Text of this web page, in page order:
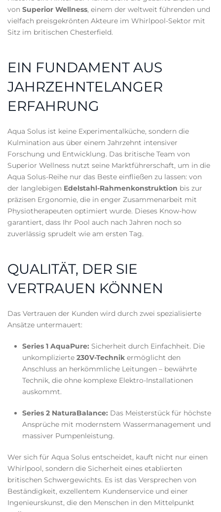
von Superior Wellness, einem der weltweit führenden und
vielfach preisgekrönten Akteure im Whirlpool-Sektor mit
Sitz im britischen Chesterfield.
EIN FUNDAMENT AUS
JAHRZEHNTELANGER
ERFAHRUNG
Aqua Solus ist keine Experimentalküche, sondern die
Kulmination aus über einem Jahrzehnt intensiver
Forschung und Entwicklung. Das britische Team von
Superior Wellness nutzt seine Marktführerschaft, um in die
Aqua Solus-Reihe nur das Beste einfließen zu lassen: von
der langlebigen Edelstahl-Rahmenkonstruktion bis zur
präzisen Ergonomie, die in enger Zusammenarbeit mit
Physiotherapeuten optimiert wurde. Dieses Know-how
garantiert, dass Ihr Pool auch nach Jahren noch so
zuverlässig sprudelt wie am ersten Tag.
QUALITÄT, DER SIE
VERTRAUEN KÖNNEN
Das Vertrauen der Kunden wird durch zwei spezialisierte
Ansätze untermauert:
Series 1 AquaPure: Sicherheit durch Einfachheit. Die
unkomplizierte 230V-Technik ermöglicht den
Anschluss an herkömmliche Leitungen – bewährte
Technik, die ohne komplexe Elektro-Installationen
auskommt.
Series 2 NaturaBalance: Das Meisterstück für höchste
Ansprüche mit modernstem Wassermanagement und
massiver Pumpenleistung.
Wer sich für Aqua Solus entscheidet, kauft nicht nur einen
Whirlpool, sondern die Sicherheit eines etablierten
britischen Schwergewichts. Es ist das Versprechen von
Beständigkeit, exzellentem Kundenservice und einer
Ingenieurskunst, die den Menschen in den Mittelpunkt